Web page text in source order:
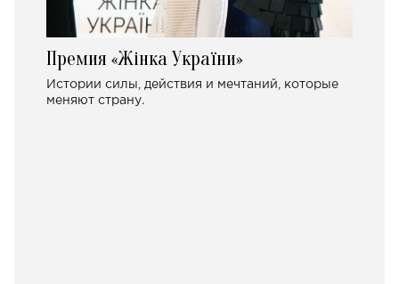
Премия «Жінка України»
Истории силы, действия и мечтаний, которые
меняют страну.